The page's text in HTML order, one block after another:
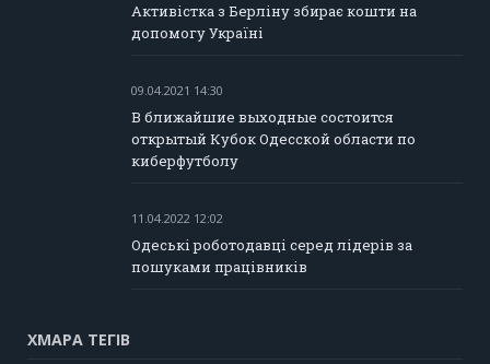
Активістка з Берліну збирає кошти на
допомогу Україні
09.04.2021 14:30
В ближайшие выходные состоится
открытый Кубок Одесской области по
киберфутболу
11.04.2022 12:02
Одеські роботодавці серед лідерів за
пошуками працівників
ХМАРА ТЕГІВ